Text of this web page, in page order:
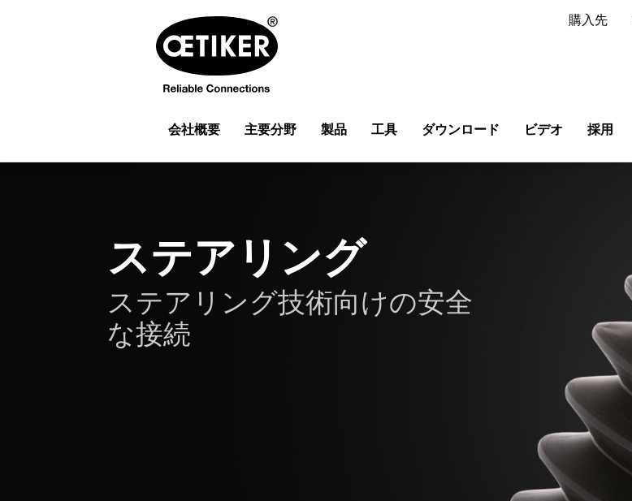
購入先
会社概要 主要分野 製品 工具 ダウンロード ビデオ 採用
ステアリング
ステアリング技術向けの安全
な接続